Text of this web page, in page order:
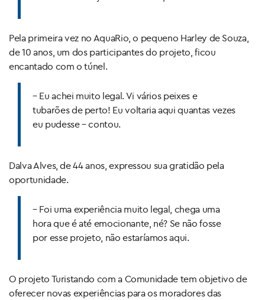
Pela primeira vez no AquaRio, o pequeno Harley de Souza,
de 10 anos, um dos participantes do projeto, ficou
encantado com o túnel.
– Eu achei muito legal. Vi vários peixes e
tubarões de perto! Eu voltaria aqui quantas vezes
eu pudesse – contou.
Dalva Alves, de 44 anos, expressou sua gratidão pela
oportunidade.
– Foi uma experiência muito legal, chega uma
hora que é até emocionante, né? Se não fosse
por esse projeto, não estaríamos aqui.
O projeto Turistando com a Comunidade tem objetivo de
oferecer novas experiências para os moradores das